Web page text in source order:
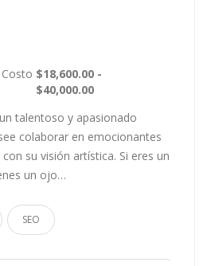
Costo $18,600.00 -
$40,000.00
talentoso y apasionado
colaborar en emocionantes
su visión artística. Si eres un
un ojo…
SEO